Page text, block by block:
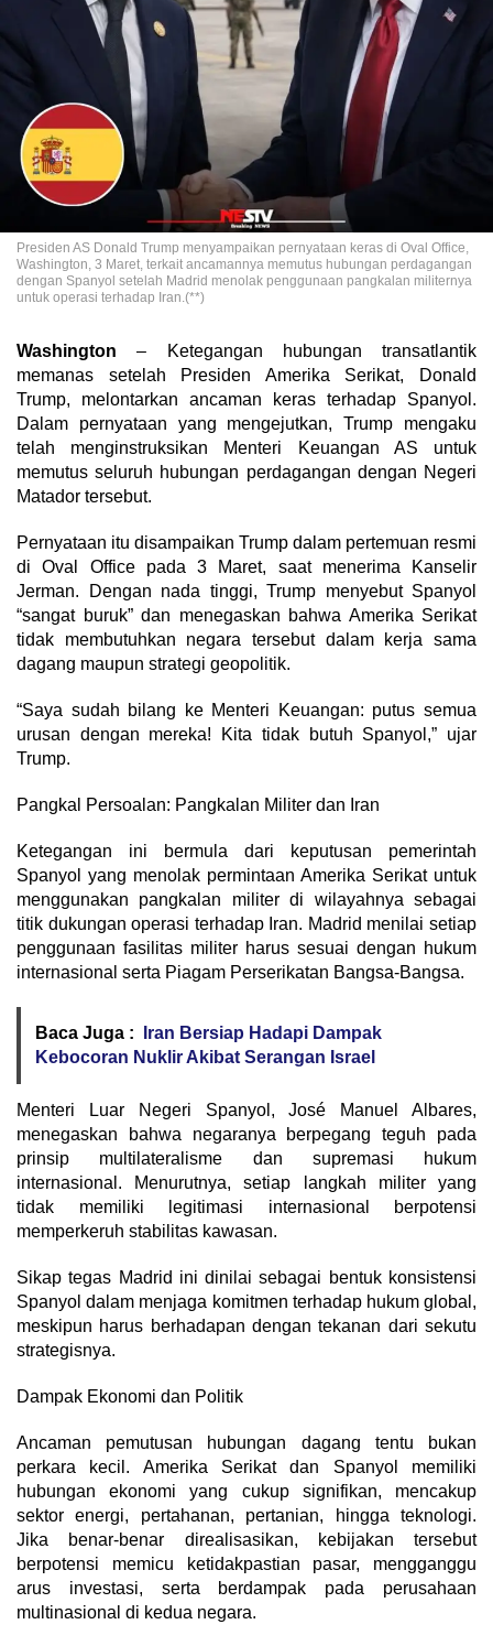
Presiden AS Donald Trump menyampaikan pernyataan keras di Oval Office,
Washington, 3 Maret, terkait ancamannya memutus hubungan perdagangan
dengan Spanyol setelah Madrid menolak penggunaan pangkalan militernya
untuk operasi terhadap Iran.(**)
Washington – Ketegangan hubungan transatlantik
memanas setelah Presiden Amerika Serikat, Donald
Trump, melontarkan ancaman keras terhadap Spanyol.
Dalam pernyataan yang mengejutkan, Trump mengaku
telah menginstruksikan Menteri Keuangan AS untuk
memutus seluruh hubungan perdagangan dengan Negeri
Matador tersebut.
Pernyataan itu disampaikan Trump dalam pertemuan resmi
di Oval Office pada 3 Maret, saat menerima Kanselir
Jerman. Dengan nada tinggi, Trump menyebut Spanyol
“sangat buruk” dan menegaskan bahwa Amerika Serikat
tidak membutuhkan negara tersebut dalam kerja sama
dagang maupun strategi geopolitik.
“Saya sudah bilang ke Menteri Keuangan: putus semua
urusan dengan mereka! Kita tidak butuh Spanyol,” ujar
Trump.
Pangkal Persoalan: Pangkalan Militer dan Iran
Ketegangan ini bermula dari keputusan pemerintah
Spanyol yang menolak permintaan Amerika Serikat untuk
menggunakan pangkalan militer di wilayahnya sebagai
titik dukungan operasi terhadap Iran. Madrid menilai setiap
penggunaan fasilitas militer harus sesuai dengan hukum
internasional serta Piagam Perserikatan Bangsa-Bangsa.
Baca Juga :
Iran Bersiap Hadapi Dampak
Kebocoran Nuklir Akibat Serangan Israel
Menteri Luar Negeri Spanyol, José Manuel Albares,
menegaskan bahwa negaranya berpegang teguh pada
prinsip multilateralisme dan supremasi hukum
internasional. Menurutnya, setiap langkah militer yang
tidak memiliki legitimasi internasional berpotensi
memperkeruh stabilitas kawasan.
Sikap tegas Madrid ini dinilai sebagai bentuk konsistensi
Spanyol dalam menjaga komitmen terhadap hukum global,
meskipun harus berhadapan dengan tekanan dari sekutu
strategisnya.
Dampak Ekonomi dan Politik
Ancaman pemutusan hubungan dagang tentu bukan
perkara kecil. Amerika Serikat dan Spanyol memiliki
hubungan ekonomi yang cukup signifikan, mencakup
sektor energi, pertahanan, pertanian, hingga teknologi.
Jika benar-benar direalisasikan, kebijakan tersebut
berpotensi memicu ketidakpastian pasar, mengganggu
arus investasi, serta berdampak pada perusahaan
multinasional di kedua negara.